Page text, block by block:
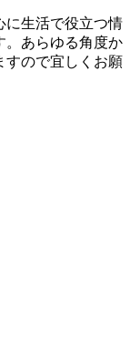
に生活で役立つ情
。あらゆる角度か
すので宜しくお願